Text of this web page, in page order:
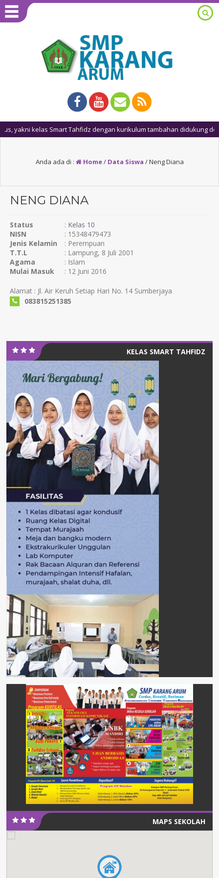
kelas Smart Tahfidz dengan kurikulum tambahan didukung
Anda ada di : Home/ Data Siswa /Neng Diana
NENG DIANA
Status : Kelas 10
NISN
: 15348479473
Jenis Kelamin
: Perempuan
T.T.L
: Lampung, 8 Juli 2001
Agama
: Islam
Mulai Masuk
: 12 Juni 2016
Alamat : Jl. Air Keruh Setiap Hari No. 14 Sumberjaya
083815251385
KELAS SMART TAHFIDZ
MAPS SEKOLAH